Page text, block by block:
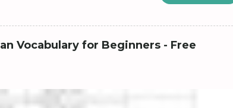
Vocabulary for Beginners - Free